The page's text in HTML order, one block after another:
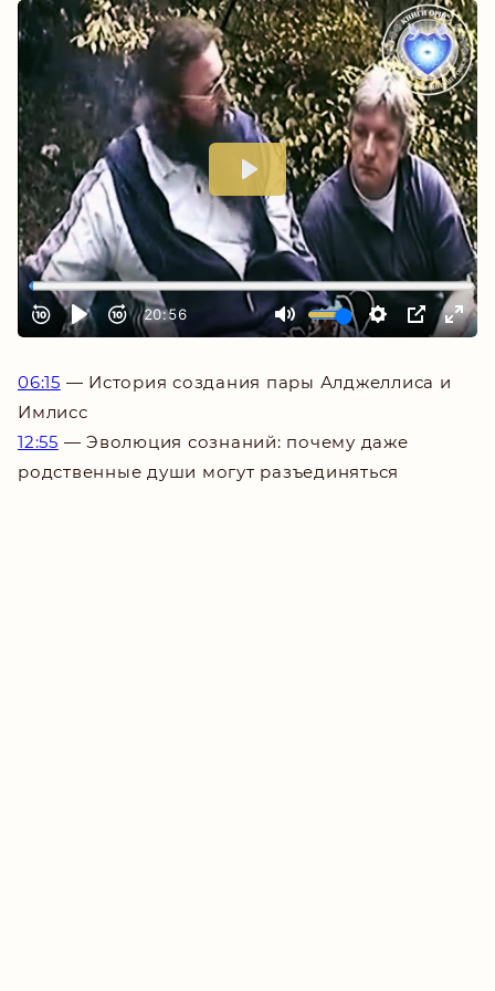
06:15 — История создания пары Алджеллиса и
Имлисс
12:55 — Эволюция сознаний: почему даже
родственные души могут разъединяться